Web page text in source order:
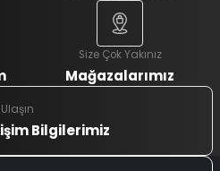
Size Çok Yakınız
Mağazalarımız
Bilgilerimiz